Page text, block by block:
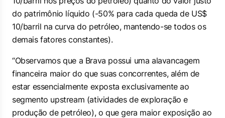
do patrimônio líquido (-50% para cada queda de US$
10/barril na curva do petróleo, mantendo-se todos os
demais fatores constantes).
“Observamos que a Brava possui uma alavancagem
financeira maior do que suas concorrentes, além de
estar essencialmente exposta exclusivamente ao
segmento upstream (atividades de exploração e
produção de petróleo), o que gera maior exposição ao